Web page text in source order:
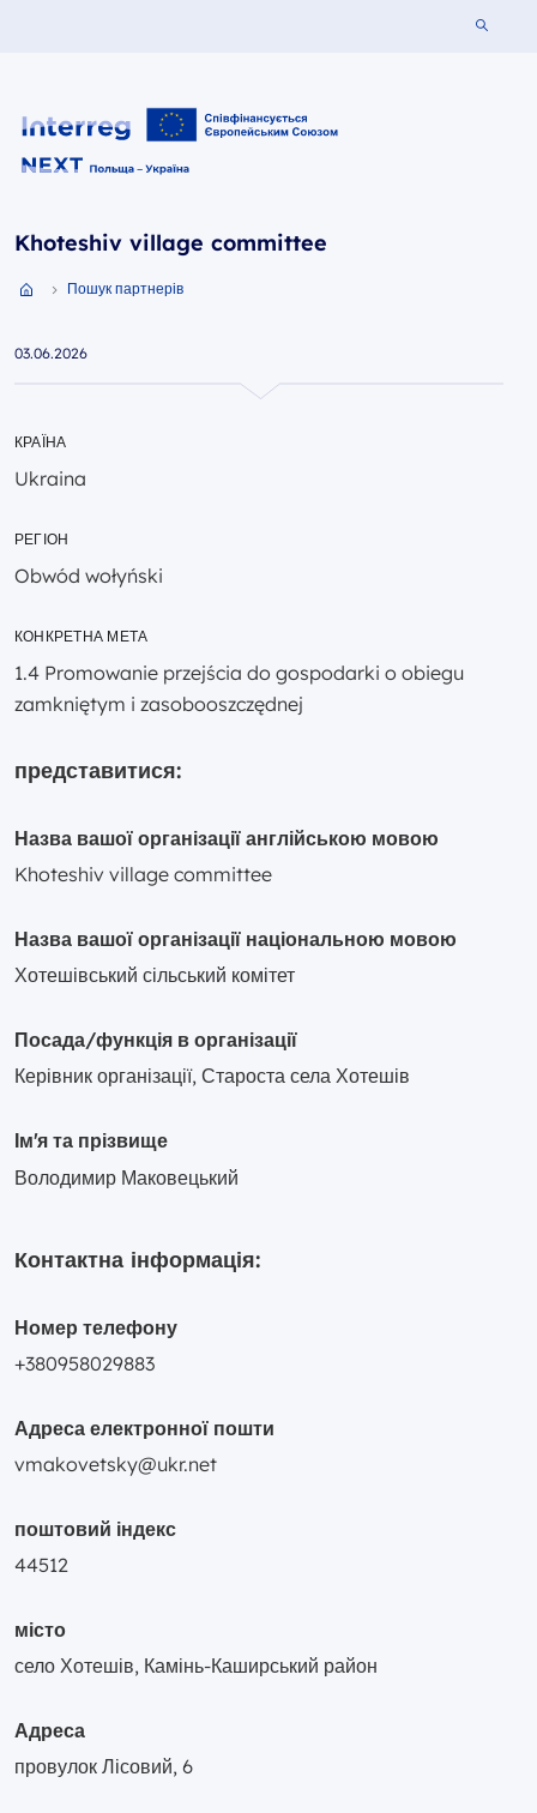
Шукати
Khoteshiv village committee
Пошук партнерів
03.06.2026
КРАЇНА
Ukraina
РЕГІОН
Obwód wołyński
КОНКРЕТНА МЕТА
1.4 Promowanie przejścia do gospodarki o obiegu
zamkniętym i zasobooszczędnej
представитися:
Назва вашої організації англійською мовою
Khoteshiv village committee
Назва вашої організації національною мовою
Хотешівський сільський комітет
Посада/функція в організації
Керівник організації, Староста села Хотешів
Ім'я та прізвище
Володимир Маковецький
Контактна інформація:
Номер телефону
+380958029883
Адреса електронної пошти
vmakovetsky@ukr.net
поштовий індекс
44512
місто
село Хотешів, Камінь-Каширський район
Адреса
провулок Лісовий, 6